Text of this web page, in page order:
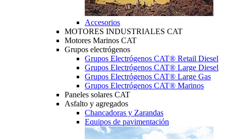
Accesorios
MOTORES INDUSTRIALES CAT
Motores Marinos CAT
Grupos electrógenos
Grupos Electrógenos CAT® Retail Diesel
Grupos Electrógenos CAT® Large Diesel
Grupos Electrógenos CAT® Large Gas
Grupos Electrógenos CAT® Marinos
Paneles solares CAT
Asfalto y agregados
Chancadoras y Zarandas
Equipos de pavimentación